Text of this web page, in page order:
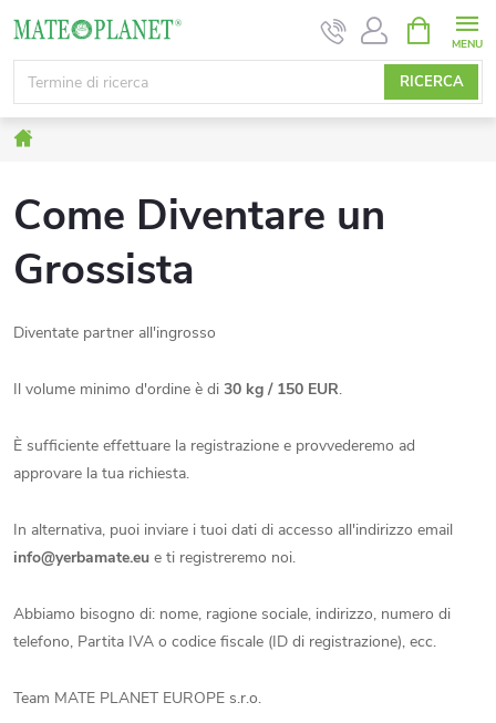
contenuto
RICERCA
DELLA
SPESA
Come Diventare un
Grossista
Diventate partner all'ingrosso
Il volume minimo d'ordine è di 30 kg / 150 EUR.
È sufficiente effettuare la registrazione e provvederemo ad
approvare la tua richiesta.
In alternativa, puoi inviare i tuoi dati di accesso all'indirizzo email
info@yerbamate.eu e ti registreremo noi.
Abbiamo bisogno di: nome, ragione sociale, indirizzo, numero di
telefono, Partita IVA o codice fiscale (ID di registrazione), ecc.
Team MATE PLANET EUROPE s.r.o.